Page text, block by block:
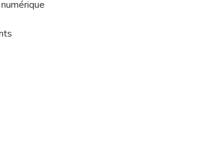
numérique